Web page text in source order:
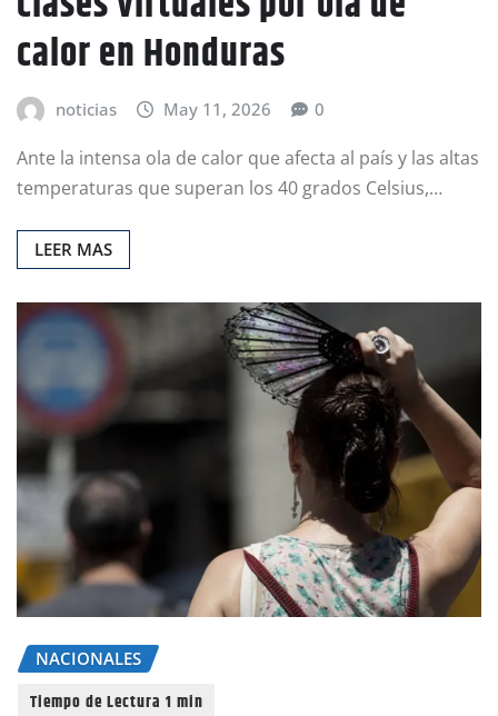
calor en Honduras
noticias May 11, 2026 0
Ante la intensa ola de calor que afecta al país y las altas
temperaturas que superan los 40 grados Celsius,…
LEER MAS
NACIONALES